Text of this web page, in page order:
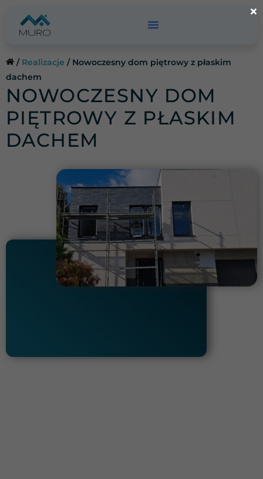
treści
/ Realizacje / Nowoczesny dom piętrowy z płaskim
dachem
NOWOCZESNY DOM
PIĘTROWY Z PŁASKIM
DACHEM
×